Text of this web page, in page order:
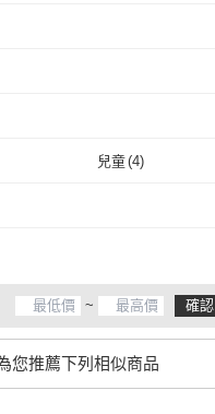
兒童(4)
~ 確認
您推薦下列相似商品